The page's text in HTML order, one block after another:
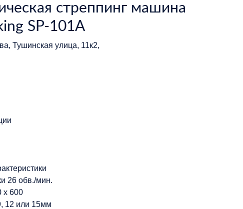
стреппинг машина
SP-101A
Тушинская улица, 11к2,
26 обв./мин.
х 600
12 или 15мм